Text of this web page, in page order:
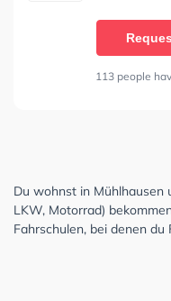
113 people
Du wohnst in Mühlhausen
LKW, Motorrad)
Fahrschulen, bei denen